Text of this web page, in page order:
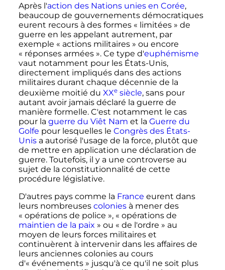
Après l'action des Nations unies en Corée,
beaucoup de gouvernements démocratiques
eurent recours à des formes « limitées » de
guerre en les appelant autrement, par
exemple « actions militaires » ou encore
« réponses armées ». Ce type d'euphémisme
vaut notamment pour les États-Unis,
directement impliqués dans des actions
militaires durant chaque décennie de la
deuxième moitié du XXesiècle, sans pour
autant avoir jamais déclaré la guerre de
manière formelle. C'est notamment le cas
pour la guerre du Viêt Nam et la Guerre du
Golfe pour lesquelles le Congrès des États-
Unisa autorisé l'usage de la force, plutôt que
de mettre en application une déclaration de
guerre. Toutefois, il y a une controverse au
sujet de la constitutionnalité de cette
procédure législative.
D'autres pays comme la France eurent dans
leurs nombreuses coloniesà mener des
« opérations de police », « opérations de
maintien de la paix » ou « de l'ordre » au
moyen de leurs forces militaires et
continuèrent à intervenir dans les affaires de
leurs anciennes colonies au cours
d'« événements » jusqu'à ce qu'il ne soit plus